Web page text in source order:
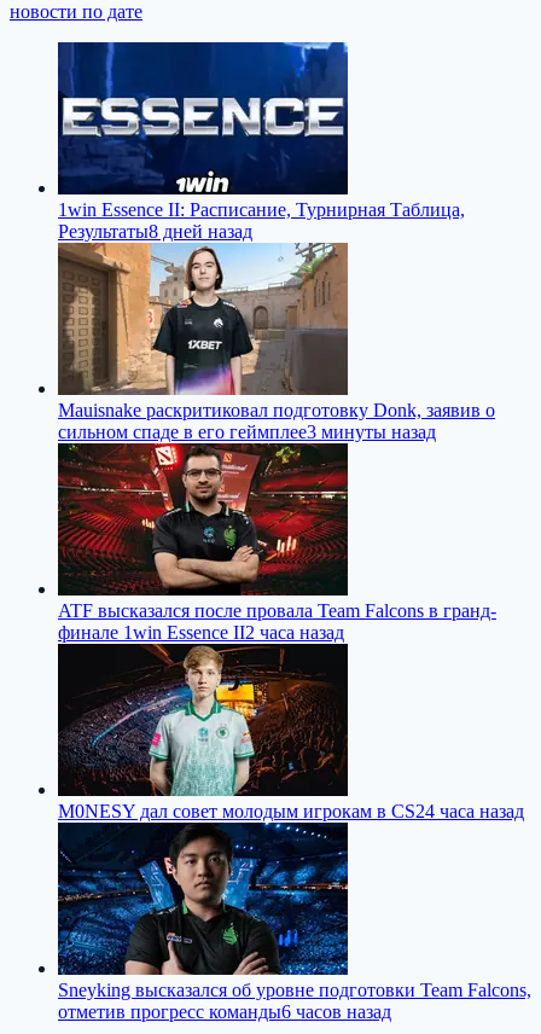
новости по дате
1win Essence II: Расписание, Турнирная Таблица,
Результаты8 дней назад
Mauisnake раскритиковал подготовку Donk, заявив о
сильном спаде в его геймплее3 минуты назад
ATF высказался после провала Team Falcons в гранд-
финале 1win Essence II2 часа назад
M0NESY дал совет молодым игрокам в CS24 часа назад
Sneyking высказался об уровне подготовки Team Falcons,
отметив прогресс команды6 часов назад